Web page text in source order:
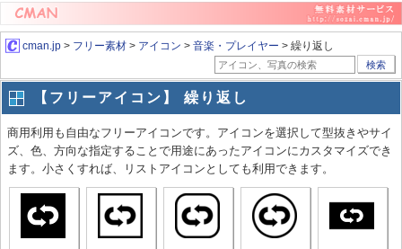
cman.jp > フリー素材 > アイコン > 音楽・プレイヤー > 繰り返し
検索
【フリーアイコン】 繰り返し
商用利用も自由なフリーアイコンです。アイコンを選択して型抜きやサイ
ズ、色、方向な指定することで用途にあったアイコンにカスタマイズでき
ます。小さくすれば、リストアイコンとしても利用できます。